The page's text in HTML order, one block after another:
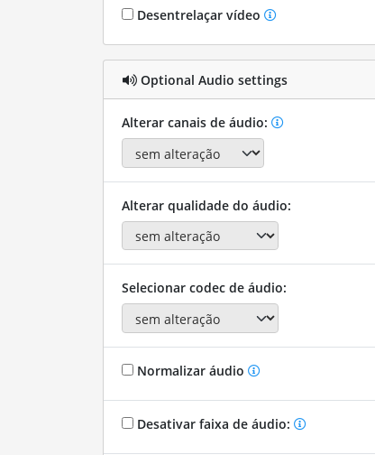
Desentrelaçar vídeo
Optional Audio settings
Alterar canais de áudio:
Alterar qualidade do áudio:
Selecionar codec de áudio:
Normalizar áudio
Desativar faixa de áudio: